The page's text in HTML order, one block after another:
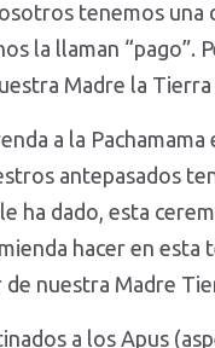
tenemos
la llaman
Madre la Tierra
a la
antepasados
ha dado, esta
hacer en
nuestra Madre
a los Apus